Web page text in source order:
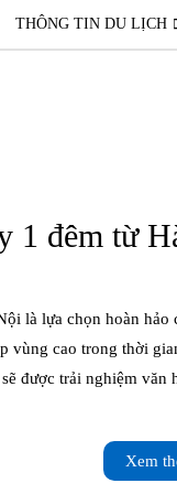
THÔNG TIN DU LỊCH
1 đêm từ
vùng cao trong thời
được trải nghiệm văn
Xem